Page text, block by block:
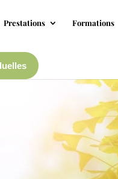
Prestations Formations